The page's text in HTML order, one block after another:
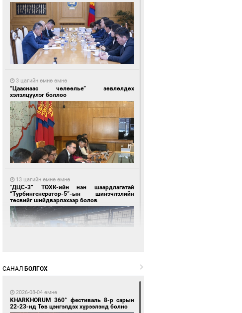
3 цагийн өмнө өмнө
“Цааснаас чөлөөлье” зөвлөлдөх
хэлэлцүүлэг боллоо
13 цагийн өмнө өмнө
"ДЦС-3” ТӨХК-ийн нэн шаардлагатай
“Турбингенератор-5”-ын шинэчлэлийн
төсвийг шийдвэрлэхээр болов
Воллейбол эрэгтэйчүүдийн шигшээ баг А
хэсгийг тэргүүллээ
САНАЛ БОЛГОХ
2026-08-04 өмнө
KHARKHORUM 360° фестиваль 8-р сарын
22-23-нд Төв цэнгэлдэх хүрээлэнд болно